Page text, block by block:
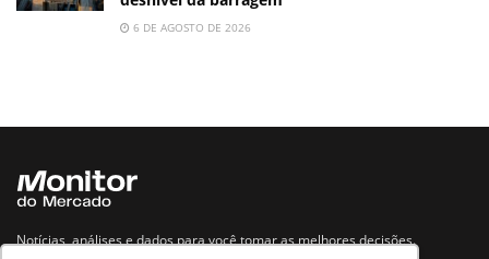
6 DE AGOSTO DE 2026
Notícias, análises e dados para você tomar as melhores decisões.